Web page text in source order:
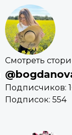
Смотреть
Подписчиков:
Подписок: 554